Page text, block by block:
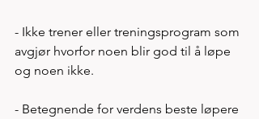
- Ikke trener eller treningsprogram som
avgjør hvorfor noen blir god til å løpe
og noen ikke.
- Betegnende for verdens beste løpere